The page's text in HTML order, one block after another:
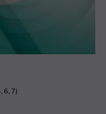
6, 7)